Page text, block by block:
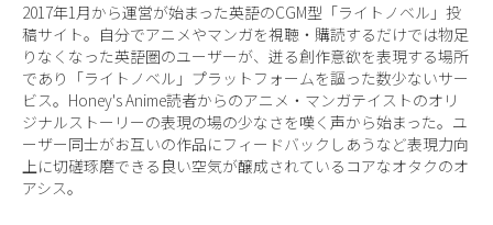
2017年1月から運営が始まった英語のCGM型「ライトノベル」投
稿サイト。自分でアニメやマンガを視聴・購読するだけでは物足
りなくなった英語圏のユーザーが、迸る創作意欲を表現する場所
であり「ライトノベル」プラットフォームを謳った数少ないサー
ビス。Honey's Anime読者からのアニメ・マンガテイストのオリ
ジナルストーリーの表現の場の少なさを嘆く声から始まった。ユ
ーザー同士がお互いの作品にフィードバックしあうなど表現力向
上に切磋琢磨できる良い空気が醸成されているコアなオタクのオ
アシス。